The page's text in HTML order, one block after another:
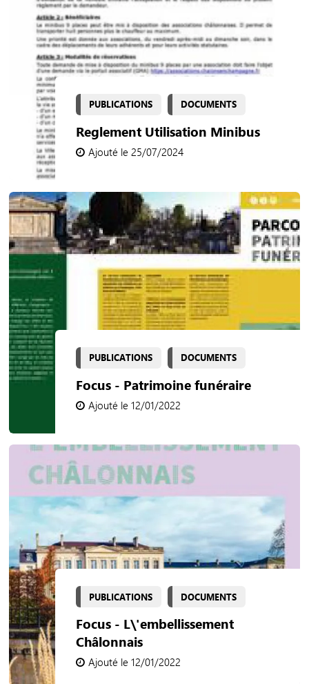
PUBLICATIONS DOCUMENTS
Reglement Utilisation Minibus
Ajouté le 25/07/2024
PUBLICATIONS DOCUMENTS
Focus - Patrimoine funéraire
Ajouté le 12/01/2022
PUBLICATIONS DOCUMENTS
Focus - L\'embellissement
Châlonnais
Ajouté le 12/01/2022